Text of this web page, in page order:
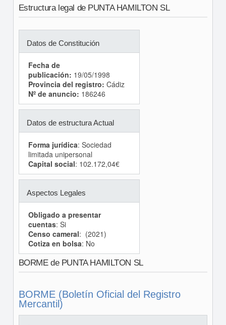
Estructura legal de PUNTA HAMILTON SL
Datos de Constitución
Fecha de
publicación: 19/05/1998
Provincia del registro: Cádiz
Nº de anuncio: 186246
Datos de estructura Actual
Forma jurídica: Sociedad
limitada unipersonal
Capital social: 102.172,04€
Aspectos Legales
Obligado a presentar
cuentas: Si
Censo cameral: (2021)
Cotiza en bolsa: No
BORME de PUNTA HAMILTON SL
BORME (Boletín Oficial del Registro
Mercantil)